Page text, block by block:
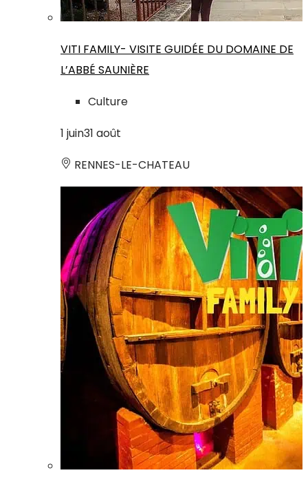
VITI FAMILY- VISITE GUIDÉE DU DOMAINE DE
L’ABBÉ SAUNIÈRE
Culture
1 juin31 août
RENNES-LE-CHATEAU